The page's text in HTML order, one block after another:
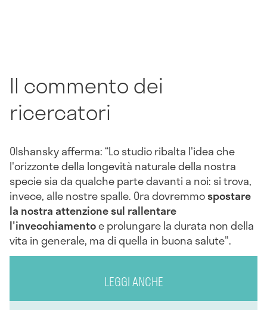
Il commento dei
ricercatori
Olshansky afferma: “Lo studio ribalta l'idea che
l'orizzonte della longevità naturale della nostra
specie sia da qualche parte davanti a noi: si trova,
invece, alle nostre spalle. Ora dovremmospostare
la nostra attenzione sul rallentare
l'invecchiamentoe prolungare la durata non della
vita in generale, ma di quella in buona salute".
LEGGI ANCHE